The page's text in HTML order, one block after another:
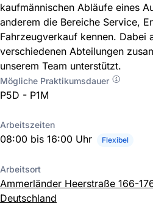
kaufmännischen Abläufe eines
anderem die Bereiche Service,
Fahrzeugverkauf kennen. Dabei
verschiedenen Abteilungen
unserem Team unterstützt.
Mögliche Praktikumsdauer
P5D - P1M
Arbeitszeiten
08:00 bis 16:00 Uhr Flexibel
Arbeitsort
Ammerländer Heerstraße 166-
Deutschland